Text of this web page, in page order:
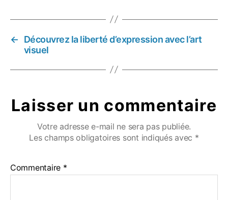
←
Découvrez la liberté d’expression avec l’art
visuel
Laisser un commentaire
Votre adresse e-mail ne sera pas publiée.
Les champs obligatoires sont indiqués avec *
Commentaire *